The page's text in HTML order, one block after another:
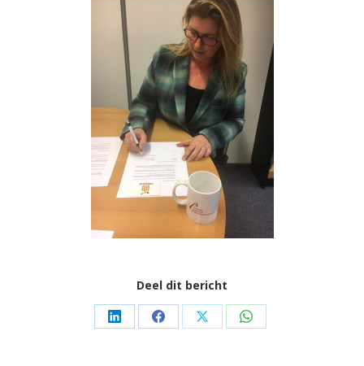
Deel dit bericht
Share Share Share Share